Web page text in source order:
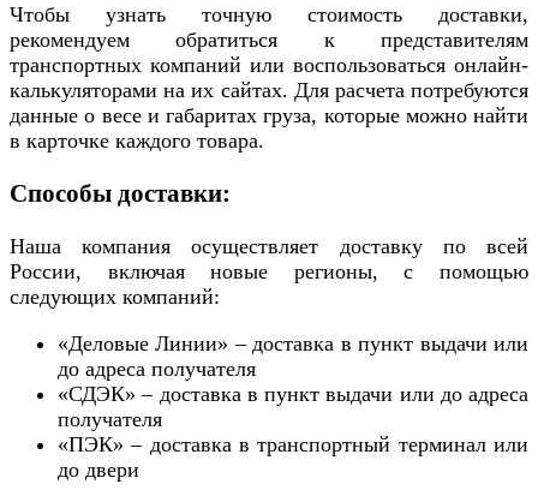
Чтобы узнать точную стоимость доставки,
рекомендуем обратиться к представителям
транспортных компаний или воспользоваться онлайн-
калькуляторами на их сайтах. Для расчета потребуются
данные о весе и габаритах груза, которые можно найти
в карточке каждого товара.
Способы доставки:
Наша компания осуществляет доставку по всей
России, включая новые регионы, с помощью
следующих компаний:
«Деловые Линии» – доставка в пункт выдачи или
до адреса получателя
«СДЭК» – доставка в пункт выдачи или до адреса
получателя
«ПЭК» – доставка в транспортный терминал или
до двери